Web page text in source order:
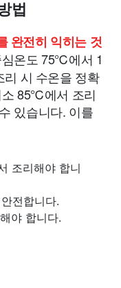
법
완전히 익히는 것
온도 75℃에서 1
리 시 수온을 정확
소 85℃에서 조리
있습니다. 이를
조리해야 합니
전합니다.
야 합니다.